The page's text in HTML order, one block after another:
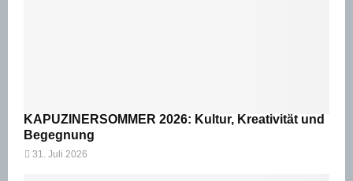
KAPUZINERSOMMER 2026: Kultur, Kreativität und
Begegnung
31. Juli 2026